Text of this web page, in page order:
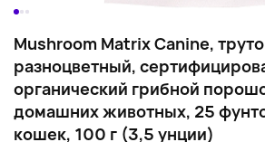
Mushroom Matrix Canine,
разноцветный,
органический грибной
домашних животных, 25
кошек, 100 г (3,5 унции)